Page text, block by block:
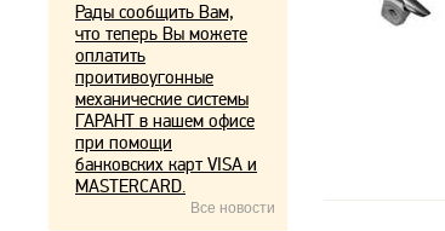
Рады сообщить Вам,
что теперь Вы можете
оплатить
проитивоугонные
механические системы
ГАРАНТ в нашем офисе
при помощи
банковских карт VISA и
MASTERCARD.
Все новости